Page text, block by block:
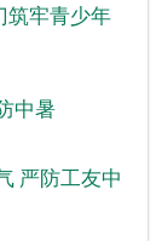
牢青少年
中暑
严防工友中